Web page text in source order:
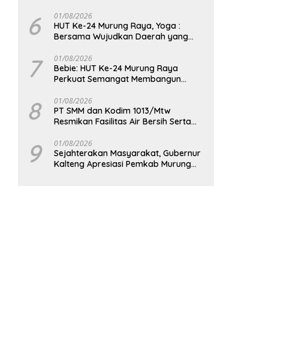
6 01/08/2026
HUT Ke-24 Murung Raya, Yoga :
Bersama Wujudkan Daerah yang
7 01/08/2026
Bebie: HUT Ke-24 Murung Raya
Perkuat Semangat Membangun
8 01/08/2026
PT SMM dan Kodim 1013/Mtw
Resmikan Fasilitas Air Bersih Serta
Masyarakat
9 01/08/2026
Sejahterakan Masyarakat, Gubernur
Kalteng Apresiasi Pemkab Murung